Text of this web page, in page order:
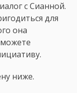
с Сианной.
для
она
ниже.